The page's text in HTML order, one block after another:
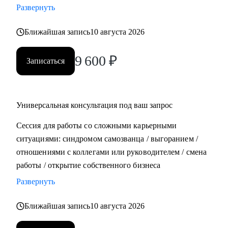
• Составить план роста до позиции руководителя
Кому могу помочь:
• Всем, кто хочет строить карьеру за рубежом
• Руководителям и тем, кто хочет дорасти до
управленческих позиций
уровня
Развернуть
Ближайшая запись10 августа 2026
Записаться 9 600 ₽
Универсальная консультация под ваш запрос
Сессия для работы со сложными карьерными
ситуациями: синдромом самозванца / выгоранием /
отношениями с коллегами или руководителем / смена
работы / открытие собственного бизнеса
Развернуть
Ближайшая запись10 августа 2026